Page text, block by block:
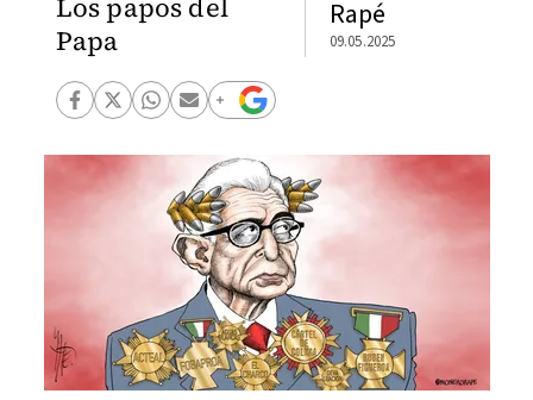
Los papos del
Papa
Rapé
09.05.2025